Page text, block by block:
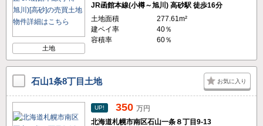
土地
JR函館本線(小樽～旭川) 高砂駅 徒歩16分
土地面積
277.61m²
建ペイ率
40％
容積率
60％
石山1条8丁目土地 お気に入り
UP! 350 万円
北海道札幌市南区石山一条８丁目9-13